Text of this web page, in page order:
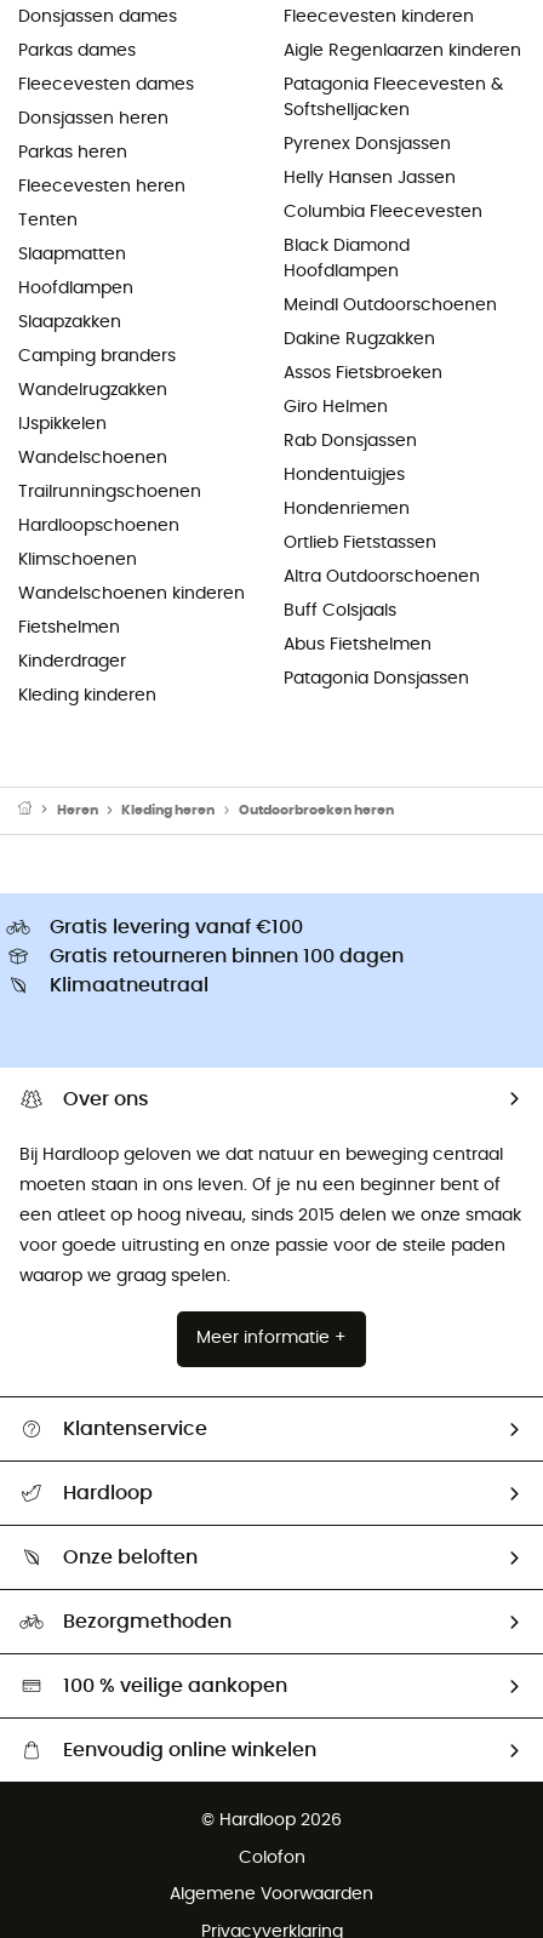
Donsjassen dames
Parkas dames
Fleecevesten dames
Donsjassen heren
Parkas heren
Fleecevesten heren
Tenten
Slaapmatten
Hoofdlampen
Slaapzakken
Camping branders
Wandelrugzakken
IJspikkelen
Wandelschoenen
Trailrunningschoenen
Hardloopschoenen
Klimschoenen
Wandelschoenen kinderen
Fietshelmen
Kinderdrager
Kleding kinderen
Fleecevesten kinderen
Aigle Regenlaarzen kinderen
Patagonia Fleecevesten &
Softshelljacken
Pyrenex Donsjassen
Helly Hansen Jassen
Columbia Fleecevesten
Black Diamond
Hoofdlampen
Meindl Outdoorschoenen
Dakine Rugzakken
Assos Fietsbroeken
Giro Helmen
Rab Donsjassen
Hondentuigjes
Hondenriemen
Ortlieb Fietstassen
Altra Outdoorschoenen
Buff Colsjaals
Abus Fietshelmen
Patagonia Donsjassen
Heren Kleding heren Outdoorbroeken heren
Gratis levering vanaf €100
Gratis retourneren binnen 100 dagen
Klimaatneutraal
Over ons
Bij Hardloop geloven we dat natuur en beweging centraal
moeten staan ​​in ons leven. Of je nu een beginner bent of
een atleet op hoog niveau, sinds 2015 delen we onze smaak
voor goede uitrusting en onze passie voor de steile paden
waarop we graag spelen.
Meer informatie +
Klantenservice
Mijn zending volgen
Retourzendingen & Terugbetalingen
Hardloop
Ambassadeurs
Onze beloften
Hardgreen
Bezorgmethoden
100 % veilige aankopen
Eenvoudig online winkelen
Gratis retourneren binnen 100 dagen
© Hardloop 2026
Colofon
Algemene Voorwaarden
Privacyverklaring